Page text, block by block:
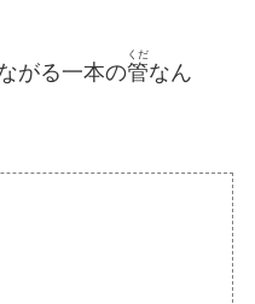
がる一本の管
くだ
なん